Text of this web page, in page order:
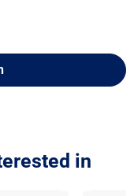
in